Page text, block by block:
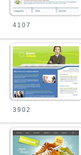
4107
3902